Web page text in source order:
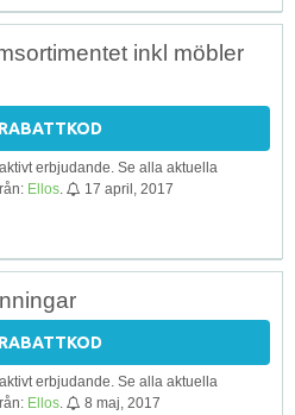
inkl möbler
erbjudande. Se alla aktuella
Ellos 17 april, 2017
erbjudande. Se alla aktuella
Ellos 8 maj, 2017